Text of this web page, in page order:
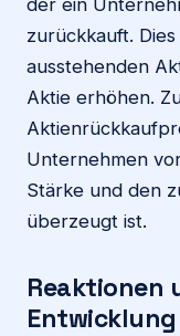
der ein
zurückkauft.
ausstehenden
Aktie erhöhen.
Unternehmen
Stärke und den
überzeugt ist.
Reaktionen
Entwicklung